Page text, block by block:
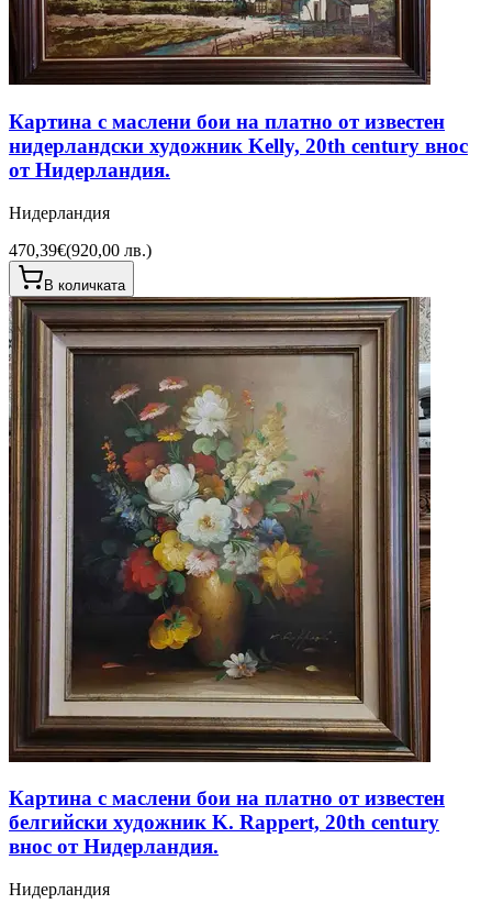
Картина с маслени бои на платно от известен
нидерландски художник Kelly, 20th century внос
от Нидерландия.
Нидерландия
470,39€(920,00 лв.)
В количката
Картина с маслени бои на платно от известен
белгийски художник K. Rappert, 20th century
внос от Нидерландия.
Нидерландия